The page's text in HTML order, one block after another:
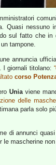
Quasi nessuno
sul fatto che
tampone.
annuncia
I giornali titolano:
corso
Uniaviene
delle
parla solo
di annunci
le mascherine